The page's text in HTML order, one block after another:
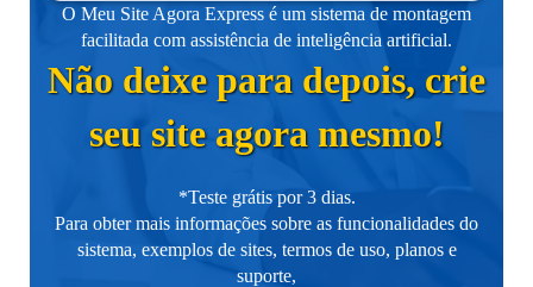
O Meu Site Agora Express é um sistema de montagem
facilitada com assistência de inteligência artificial.
Não deixe para depois, crie
seu site agora mesmo!
*Teste grátis por 3 dias.
Para obter mais informações sobre as funcionalidades do
sistema, exemplos de sites, termos de uso, planos e
suporte,